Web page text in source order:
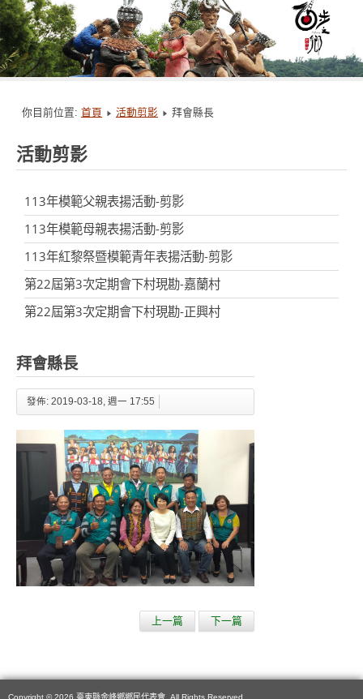
你目前位置: 首頁 活動剪影 拜會縣長
活動剪影
113年模範父親表揚活動-剪影
113年模範母親表揚活動-剪影
113年紅黎祭暨模範青年表揚活動-剪影
第22屆第3次定期會下村現勘-嘉蘭村
第22屆第3次定期會下村現勘-正興村
拜會縣長
發佈: 2019-03-18, 週一 17:55
上一篇 下一篇